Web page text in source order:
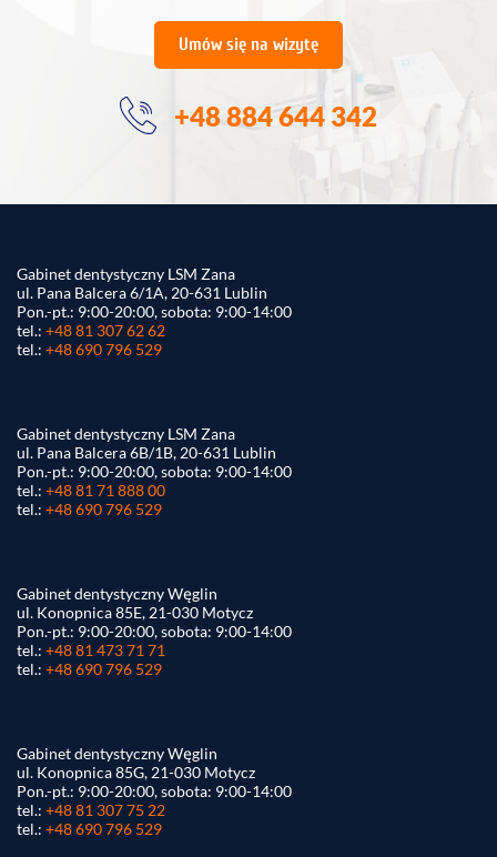
Umów się na wizytę
+48 884 644 342
Gabinet dentystyczny LSM Zana
ul. Pana Balcera 6/1A, 20-631 Lublin
Pon.-pt.: 9:00-20:00, sobota: 9:00-14:00
tel.: +48 81 307 62 62
tel.: +48 690 796 529
Gabinet dentystyczny LSM Zana
ul. Pana Balcera 6B/1B, 20-631 Lublin
Pon.-pt.: 9:00-20:00, sobota: 9:00-14:00
tel.: +48 81 71 888 00
tel.: +48 690 796 529
Gabinet dentystyczny Węglin
ul. Konopnica 85E, 21-030 Motycz
Pon.-pt.: 9:00-20:00, sobota: 9:00-14:00
tel.: +48 81 473 71 71
tel.: +48 690 796 529
Gabinet dentystyczny Węglin
ul. Konopnica 85G, 21-030 Motycz
Pon.-pt.: 9:00-20:00, sobota: 9:00-14:00
tel.: +48 81 307 75 22
tel.: +48 690 796 529